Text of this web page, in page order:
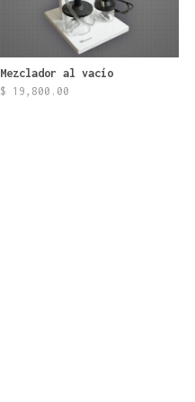
Mezclador al vacío
$ 19,800.00